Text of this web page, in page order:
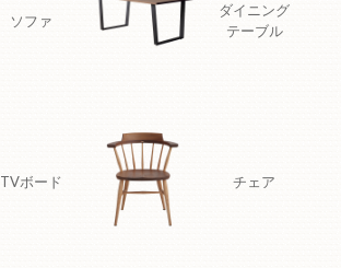
ソファ
ダイニング
テーブル
TVボード チェア